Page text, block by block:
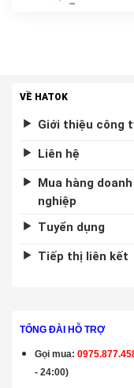
VỀ HATOK
Giới thiệu công
Liên hệ
Mua hàng doanh
nghiệp
Tuyển dụng
Tiếp thị liên kết
TỔNG ĐÀI HỖ TRỢ
Gọi mua:
- 24:00)